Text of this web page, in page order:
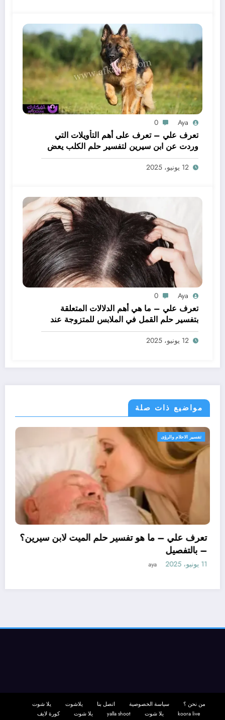
Aya
0
تعرف علي – تعرف على أهم التأويلات التي
وردت عن ابن سيرين لتفسير حلم الكلب يعض
يدي – بالتفصيل
12 يونيو، 2025
Aya
0
تعرف علي – ما هي أهم الدلالات المتعلقة
بتفسير حلم القمل في الملابس للمتزوجة عند
ابن سيرين؟ – بالتفصيل
12 يونيو، 2025
مواضيع ذات صلة
تعرف علي – ما هو
ابن سيرين لتفسير حلم